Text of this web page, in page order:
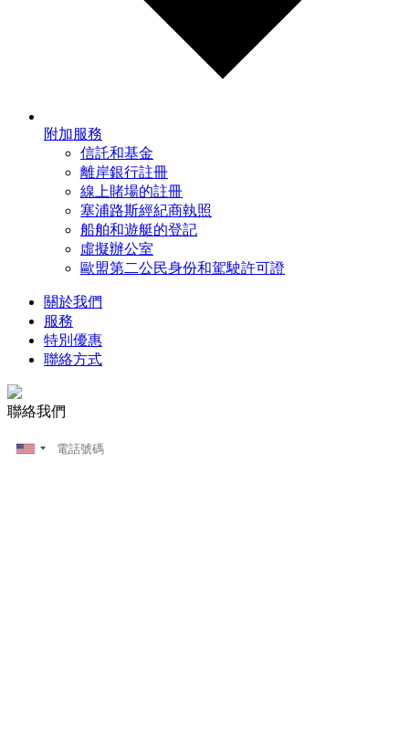
附加服務
信託和基金
離岸銀行註冊
線上賭場的註冊
塞浦路斯經紀商執照
船舶和遊艇的登記
虛擬辦公室
歐盟第二公民身份和駕駛許可證
關於我們
服務
特別優惠
聯絡方式
聯絡我們